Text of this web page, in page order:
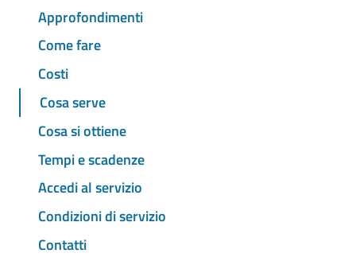
Approfondimenti
Come fare
Costi
Cosa serve
Cosa si ottiene
Tempi e scadenze
Accedi al servizio
Condizioni di servizio
Contatti